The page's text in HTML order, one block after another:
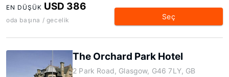
EN DÜŞÜK USD 386
oda başına / gecelik Seç
The Orchard Park Hotel
2 Park Road, Glasgow, G46 7LY, GB